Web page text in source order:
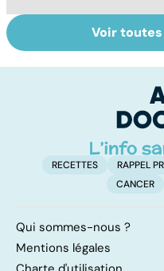
Post-partum : un
bouleversement
Voir
RECETTES RAPPEL
CANCER
Qui sommes-nous ?
Mentions légales